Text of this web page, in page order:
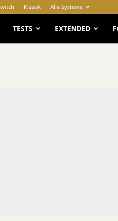
Klassik Alle Systeme
TESTS EXTENDED